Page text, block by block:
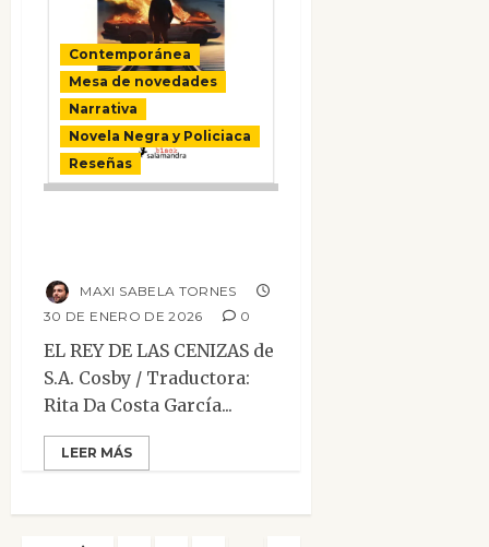
Contemporánea
Mesa de novedades
Narrativa
Novela Negra y Policiaca
Reseñas
MAXI SABELA TORNES
30 DE ENERO DE 2026
0
EL REY DE LAS CENIZAS de
S.A. Cosby / Traductora:
Rita Da Costa García...
LEER MÁS